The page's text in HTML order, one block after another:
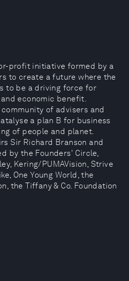
profit initiative formed by a
to create a future where the
to be a driving force for
economic benefit.
of advisers and
a plan B for business
of people and planet.
Sir Richard Branson and
by the Founders' Circle,
Kering/PUMAVision, Strive
One Young World, the
the Tiffany & Co. Foundation